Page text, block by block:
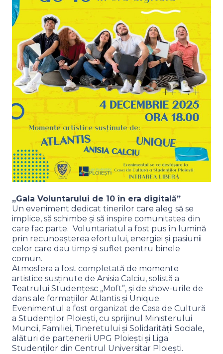
„Gala Voluntarului de 10 în era digitală”
Un eveniment dedicat tinerilor care aleg să se
implice, să schimbe și să inspire comunitatea din
care fac parte. Voluntariatul a fost pus în lumină
prin recunoașterea efortului, energiei și pasiunii
celor care dau timp și suflet pentru binele
comun.
Atmosfera a fost completată de momente
artistice susținute de Anisia Calciu, solistă a
Teatrului Studențesc „Moft”, și de show-urile de
dans ale formațiilor Atlantis și Unique.
Evenimentul a fost organizat de Casa de Cultură
a Studenților Ploiești, cu sprijinul Ministerului
Muncii, Familiei, Tineretului și Solidarității Sociale,
alături de partenerii UPG Ploiești și Liga
Studenților din Centrul Universitar Ploiești.